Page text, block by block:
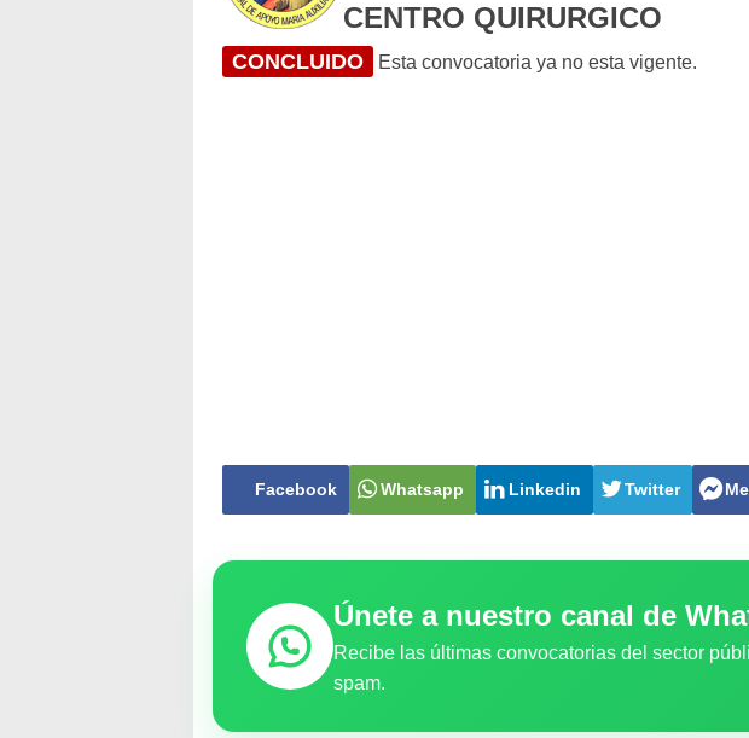
CENTRO QUIRURGICO
CONCLUIDO Esta convocatoria ya no esta vigente.
Facebook Whatsapp Linkedin Twitter
Únete a nuestro canal de
Recibe las últimas convocatorias del sector
spam.